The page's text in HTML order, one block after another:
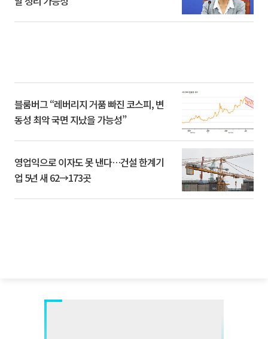
블룸버그 “레버리지 거품 빠진 코스피, 변
동성 최악 국면 지났을 가능성”
영업익으로 이자도 못 낸다…건설 한계기
업 5년 새 62→173곳